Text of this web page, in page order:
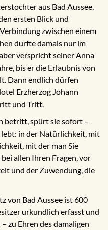
aus Bad Aussee,
ersten Blick und
zwischen einem
durfte damals nur im
verspricht seiner Anna
bis er die Erlaubnis von
Dann endlich dürfen
Erzherzog Johann
und Tritt.
betritt, spürt sie sofort –
in der Natürlichkeit, mit
mit der man Sie
allen Ihren Fragen, vor
und der Zuwendung, die
von Bad Aussee ist 600
urkundlich erfasst und
zu Ehren des damaligen